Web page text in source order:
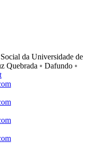
da Universidade de
Quebrada ◦ Dafundo ◦